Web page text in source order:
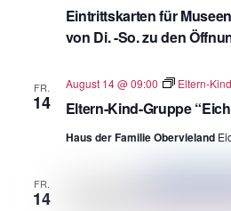
Eintrittskarten für
von Di. -So. zu den
FR.
14 Eltern-Kind-Gruppe
August 14 @ 09:00 Eltern-
Haus der Familie Obervieland
FR.
14